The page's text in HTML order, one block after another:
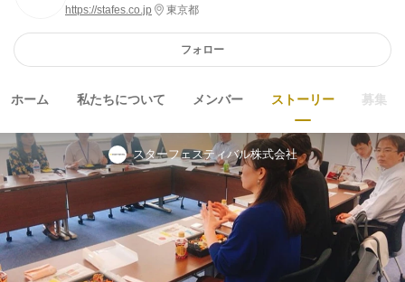
https://stafes.co.jp 東京都
フォロー
ホーム 私たちについて メンバー ストーリー 募集
スターフェスティバル株式会社